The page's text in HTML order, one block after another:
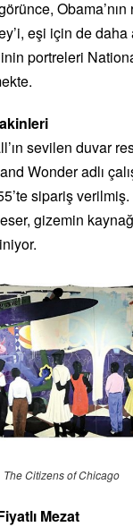
eşi için de daha
portreleri
sevilen duvar
Wonder adlı
sipariş verilmiş.
gizemin
The Citizens of Chicago
Mezat